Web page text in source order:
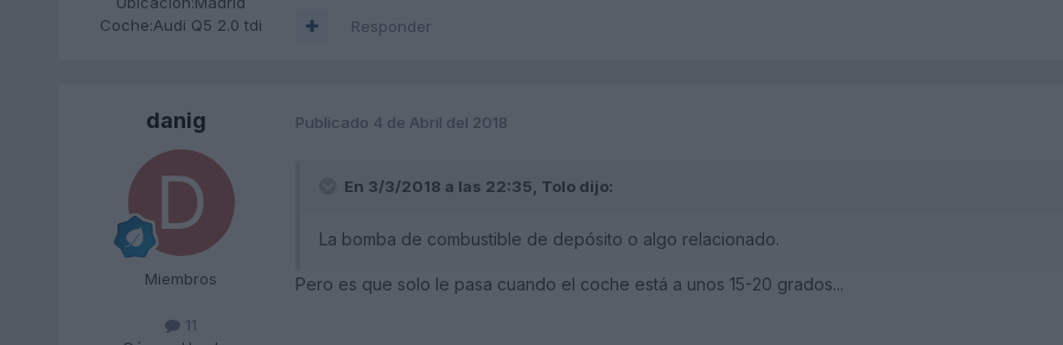
Coche:Audi Q5 2.0 tdi Responder
danig
Miembros
11
Publicado 4 de Abril del 2018
En 3/3/2018 a las 22:35, Tolodijo:
La bomba de combustible de depósito o algo relacionado.
Pero es que solo le pasa cuando el coche está a unos 15-20 grados...